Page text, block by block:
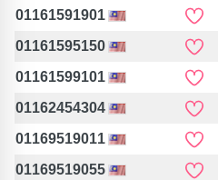
01161591901
01161595150
01161599101
01162454304
01169519011
01169519055